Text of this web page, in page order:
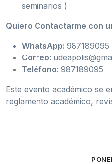
seminarios )
Quiero Contactarme con
WhatsApp: 987189095
Correo:
Teléfono: 987189095
Este evento académico se
reglamento académico,